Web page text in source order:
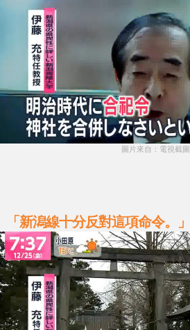
圖片來自：電視截圖
「新潟線十分反對這項命令。」